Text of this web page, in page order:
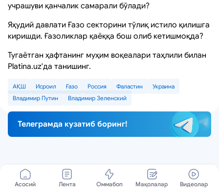
учрашуви қанчалик самарали бўлади?
Яҳудий давлати Ғазо секторини тўлиқ истило қилишга
киришди. Ғазоликлар қаёққа бош олиб кетишмоқда?
Тугаётган ҳафтанинг муҳим воқеалари таҳлили билан
Platina.uz'да танишинг.
АҚШ Исроил Ғазо Россия Фаластин
Украина
Владимир Путин
Владимир Зеленский
Телеграмда кузатиб боринг!
Асосий Лента Оммабоп Мақолалар Видеолар